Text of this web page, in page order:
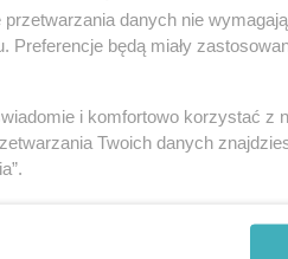
- kiedy jest i kto wystąpi?
muzyka i humor bez cenzury!
w Sopocie. Za każdym razem
przetwarzania danych nie
będą miały
i komfortowo korzystać z
Twoich danych